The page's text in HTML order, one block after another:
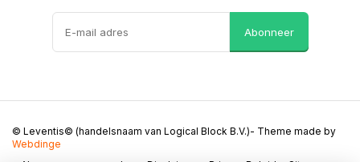
Abonneer
© Leventis© (handelsnaam van Logical Block B.V.)- Theme made by
Webdinge